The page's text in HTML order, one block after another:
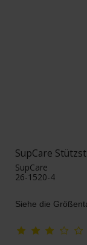
SupCare
SupCare
26-1520-4
Siehe die